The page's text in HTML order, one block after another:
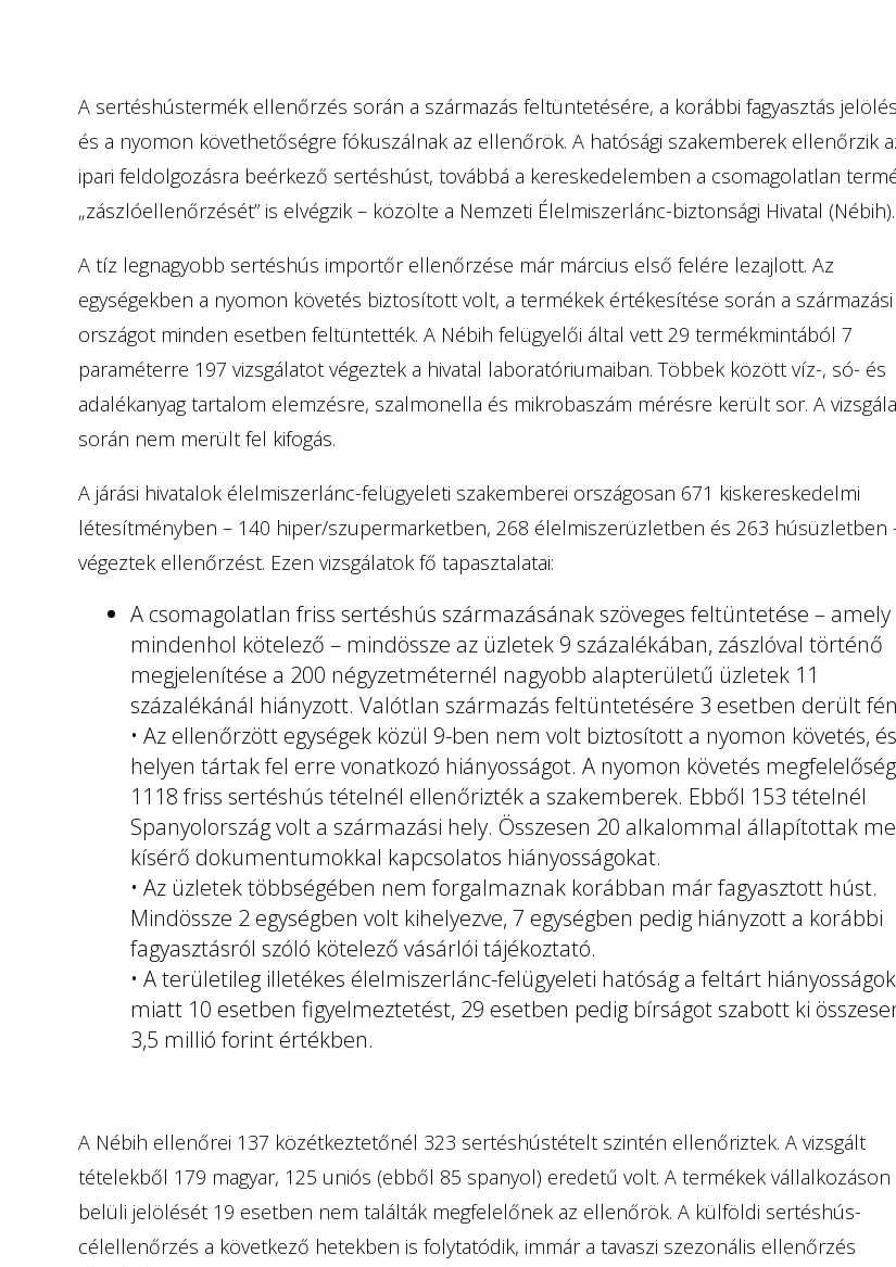
A sertéshústermék ellenőrzés során a származás feltüntetésére, a korábbi fagyasztás
és a nyomon követhetőségre fókuszálnak az ellenőrök. A hatósági szakemberek ellenőrzik
ipari feldolgozásra beérkező sertéshúst, továbbá a kereskedelemben a csomagolatlan
„zászlóellenőrzését” is elvégzik – közölte a Nemzeti Élelmiszerlánc-biztonsági Hivatal (Nébih).
A tíz legnagyobb sertéshús importőr ellenőrzése már március első felére lezajlott. Az
egységekben a nyomon követés biztosított volt, a termékek értékesítése során a származási
országot minden esetben feltüntették. A Nébih felügyelői által vett 29 termékmintából 7
paraméterre 197 vizsgálatot végeztek a hivatal laboratóriumaiban. Többek között víz-, só- és
adalékanyag tartalom elemzésre, szalmonella és mikrobaszám mérésre került sor. A
során nem merült fel kifogás.
A járási hivatalok élelmiszerlánc-felügyeleti szakemberei országosan 671 kiskereskedelmi
létesítményben – 140 hiper/szupermarketben, 268 élelmiszerüzletben és 263 húsüzletben
végeztek ellenőrzést. Ezen vizsgálatok fő tapasztalatai:
A csomagolatlan friss sertéshús származásának szöveges feltüntetése – amely
mindenhol kötelező – mindössze az üzletek 9 százalékában, zászlóval történő
megjelenítése a 200 négyzetméternél nagyobb alapterületű üzletek 11
százalékánál hiányzott. Valótlan származás feltüntetésére 3 esetben derült
• Az ellenőrzött egységek közül 9-ben nem volt biztosított a nyomon követés,
helyen tártak fel erre vonatkozó hiányosságot. A nyomon követés
1118 friss sertéshús tételnél ellenőrizték a szakemberek. Ebből 153 tételnél
Spanyolország volt a származási hely. Összesen 20 alkalommal állapítottak
kísérő dokumentumokkal kapcsolatos hiányosságokat.
• Az üzletek többségében nem forgalmaznak korábban már fagyasztott húst.
Mindössze 2 egységben volt kihelyezve, 7 egységben pedig hiányzott a korábbi
fagyasztásról szóló kötelező vásárlói tájékoztató.
• A területileg illetékes élelmiszerlánc-felügyeleti hatóság a feltárt hiányosságok
miatt 10 esetben figyelmeztetést, 29 esetben pedig bírságot szabott ki
3,5 millió forint értékben.
A Nébih ellenőrei 137 közétkeztetőnél 323 sertéshústételt szintén ellenőriztek. A vizsgált
tételekből 179 magyar, 125 uniós (ebből 85 spanyol) eredetű volt. A termékek vállalkozáson
belüli jelölését 19 esetben nem találták megfelelőnek az ellenőrök. A külföldi sertéshús-
célellenőrzés a következő hetekben is folytatódik, immár a tavaszi szezonális ellenőrzés